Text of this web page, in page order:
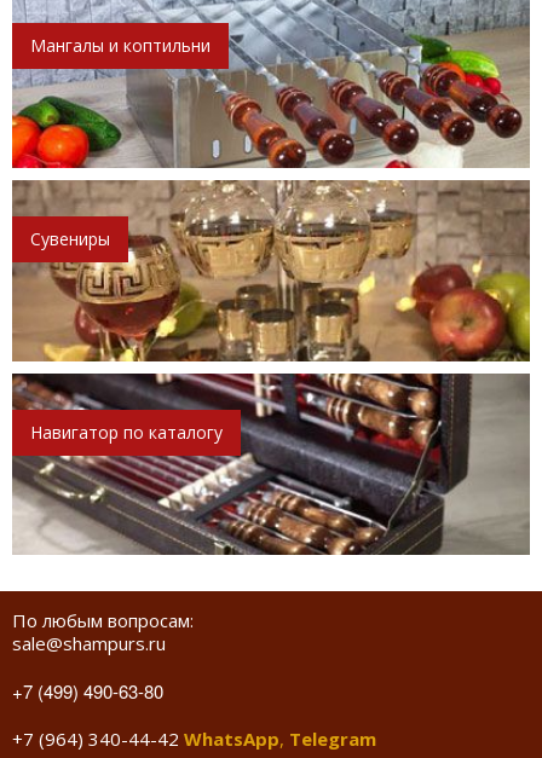
Мангалы и коптильни
Сувениры
Навигатор по каталогу
По любым вопросам:
sale@shampurs.ru
+7 (499) 490-63-80
+7 (964) 340-44-42 WhatsApp, Telegram